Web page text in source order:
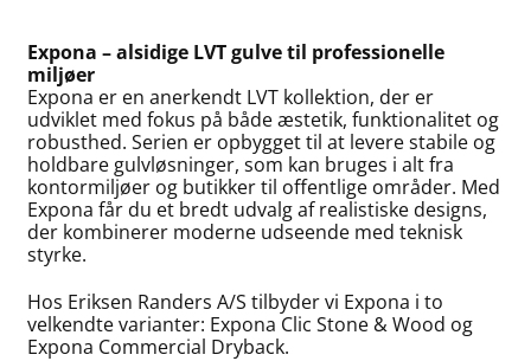
Expona – alsidige LVT gulve til professionelle
miljøer
Expona er en anerkendt LVT kollektion, der er
udviklet med fokus på både æstetik, funktionalitet og
robusthed. Serien er opbygget til at levere stabile og
holdbare gulvløsninger, som kan bruges i alt fra
kontormiljøer og butikker til offentlige områder. Med
Expona får du et bredt udvalg af realistiske designs,
der kombinerer moderne udseende med teknisk
styrke.
Hos Eriksen Randers A/S tilbyder vi Expona i to
velkendte varianter: Expona Clic Stone & Wood og
Expona Commercial Dryback.